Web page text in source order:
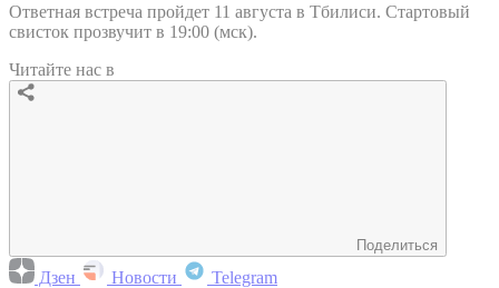
Ответная встреча пройдет 11 августа в Тбилиси. Стартовый
свисток прозвучит в 19:00 (мск).
Читайте нас в
Поделиться
Дзен Новости Telegram